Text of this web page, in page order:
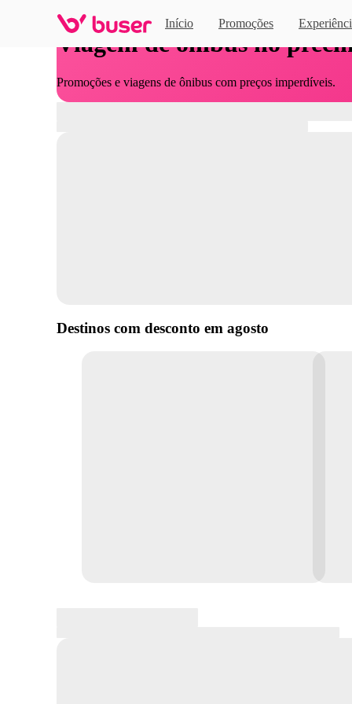
Início Promoções
Viagem de ônibus no
Promoções e viagens de ônibus com preços imperdíveis.
Destinos com desconto em agosto